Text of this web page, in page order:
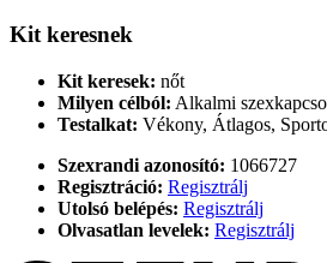
Kit keresnek
Kit keresek: nőt
Milyen célból: Alkalmi
Testalkat: Vékony, Átlagos,
Szexrandi azonosító: 1066727
Regisztráció: Regisztrálj
Utolsó belépés: Regisztrálj
Olvasatlan levelek: Regisztrálj